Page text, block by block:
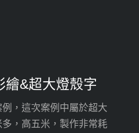
繪&超大燈殼字
，這次案例中屬於超大
，高五米，製作非常耗